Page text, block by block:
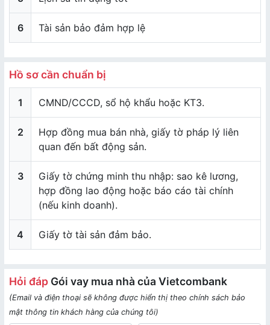
6 Tài sản bảo đảm hợp lệ
Hồ sơ cần chuẩn bị
1 CMND/CCCD, sổ hộ khẩu hoặc KT3.
2
Hợp đồng mua bán nhà, giấy tờ pháp lý liên
quan đến bất động sản.
3
Giấy tờ chứng minh thu nhập: sao kê lương,
hợp đồng lao động hoặc báo cáo tài chính
(nếu kinh doanh).
4 Giấy tờ tài sản đảm bảo.
Hỏi đáp Gói vay mua nhà của Vietcombank
(Email và điện thoại sẽ không được hiển thị theo chính sách bảo
mật thông tin khách hàng của chúng tôi)